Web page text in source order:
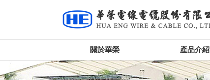
關於華榮 產品介紹